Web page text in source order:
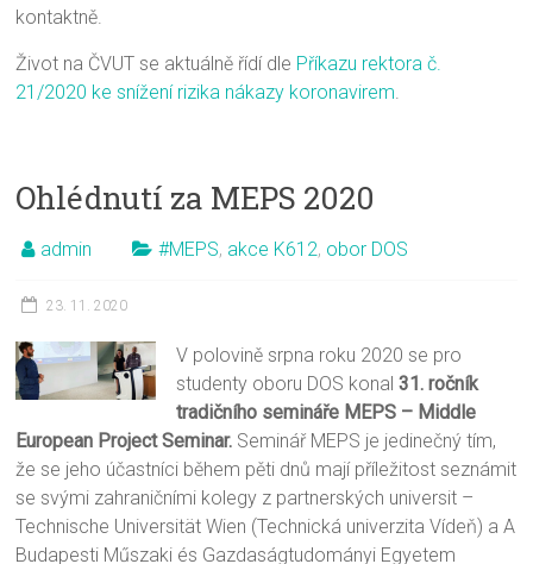
kontaktně.
Život na ČVUT se aktuálně řídí dle Příkazu rektora č.
21/2020 ke snížení rizika nákazy koronavirem.
Ohlédnutí za MEPS 2020
admin #MEPS, akce K612, obor DOS
23. 11. 2020
V polovině srpna roku 2020 se pro
studenty oboru DOS konal31. ročník
tradičního semináře MEPS – Middle
European Project Seminar. Seminář MEPS je jedinečný tím,
že se jeho účastníci během pěti dnů mají příležitost seznámit
se svými zahraničními kolegy z partnerských universit –
Technische Universität Wien (Technická univerzita Vídeň) a A
Budapesti Műszaki és Gazdaságtudományi Egyetem